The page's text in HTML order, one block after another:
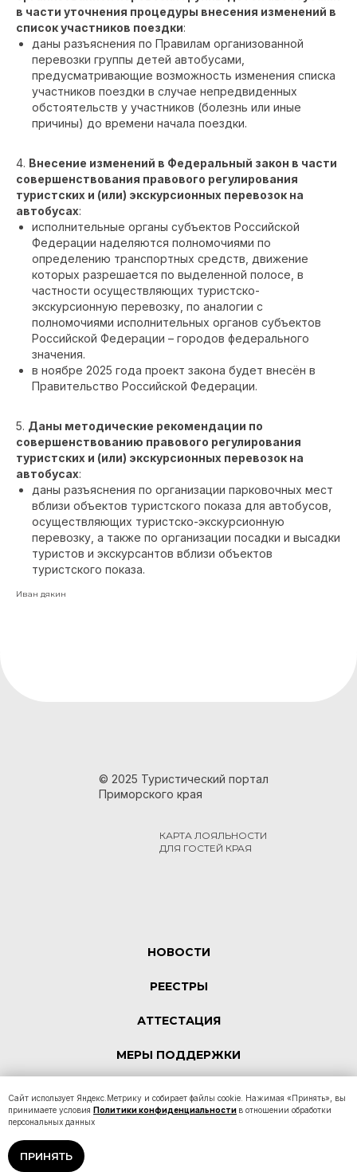
в части уточнения процедуры внесения изменений в
список участников поездки:
даны разъяснения по Правилам организованной
перевозки группы детей автобусами,
предусматривающие возможность изменения списка
участников поездки в случае непредвиденных
обстоятельств у участников (болезнь или иные
причины) до времени начала поездки.
4. Внесение изменений в Федеральный закон в части
совершенствования правового регулирования
туристских и (или) экскурсионных перевозок на
автобусах:
исполнительные органы субъектов Российской
Федерации наделяются полномочиями по
определению транспортных средств, движение
которых разрешается по выделенной полосе, в
частности осуществляющих туристско-
экскурсионную перевозку, по аналогии с
полномочиями исполнительных органов субъектов
Российской Федерации – городов федерального
значения.
в ноябре 2025 года проект закона будет внесён в
Правительство Российской Федерации.
5. Даны методические рекомендации по
совершенствованию правового регулирования
туристских и (или) экскурсионных перевозок на
автобусах:
даны разъяснения по организации парковочных мест
вблизи объектов туристского показа для автобусов,
осуществляющих туристско-экскурсионную
перевозку, а также по организации посадки и высадки
туристов и экскурсантов вблизи объектов
туристского показа.
Иван дякин
© 2025 Туристический портал
Приморского края
КАРТА ЛОЯЛЬНОСТИ
ДЛЯ ГОСТЕЙ КРАЯ
НОВОСТИ
РЕЕСТРЫ
АТТЕСТАЦИЯ
МЕРЫ ПОДДЕРЖКИ
Политика конфиденциальности
Сайт использует Яндекс.Метрику и собирает файлы cookie. Нажимая «Принять», вы
принимаете условия Политики конфиденциальности в отношении обработки
персональных данных
ПРИНЯТЬ